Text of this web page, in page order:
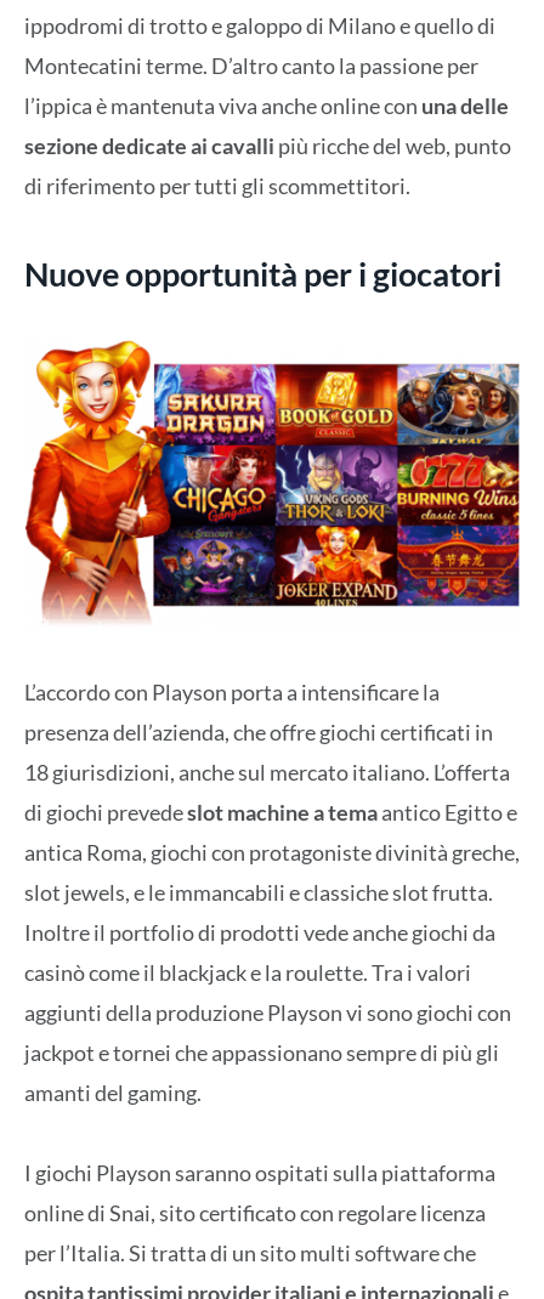
ippodromi di trotto e galoppo di Milano e quello di
Montecatini terme. D’altro canto la passione per
l’ippica è mantenuta viva anche online con una delle
sezione dedicate ai cavalli più ricche del web, punto
di riferimento per tutti gli scommettitori.
Nuove opportunità per i giocatori
L’accordo con Playson porta a intensificare la
presenza dell’azienda, che offre giochi certificati in
18 giurisdizioni, anche sul mercato italiano. L’offerta
di giochi prevedeslot machine a temaantico Egitto e
antica Roma, giochi con protagoniste divinità greche,
slot jewels, e le immancabili e classiche slot frutta.
Inoltre il portfolio di prodotti vede anche giochi da
casinò come il blackjack e la roulette. Tra i valori
aggiunti della produzione Playson vi sono giochi con
jackpot e tornei che appassionano sempre di più gli
amanti del gaming.
I giochi Playson saranno ospitati sulla piattaforma
online di Snai, sito certificato con regolare licenza
per l’Italia. Si tratta di un sito multi software che
ospita tantissimi provider italiani e internazionalie